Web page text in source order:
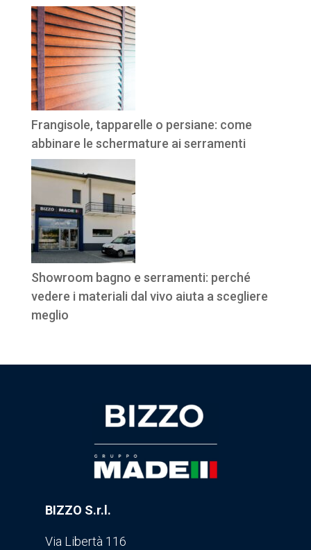
Frangisole, tapparelle o persiane: come
abbinare le schermature ai serramenti
Showroom bagno e serramenti: perché
vedere i materiali dal vivo aiuta a scegliere
meglio
BIZZO S.r.l.
Via Libertà 116